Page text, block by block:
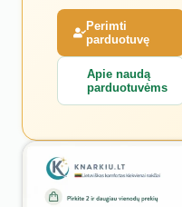
Perimti
parduotuvę
Apie naudą
parduotuvėms